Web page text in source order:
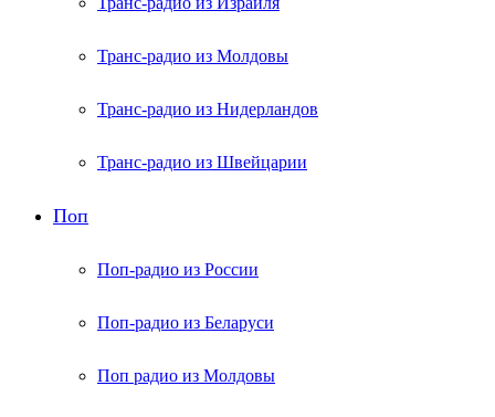
Транс-радио из Молдовы
Транс-радио из Нидерландов
Транс-радио из Швейцарии
Поп
Поп-радио из России
Поп-радио из Беларуси
Поп радио из Молдовы